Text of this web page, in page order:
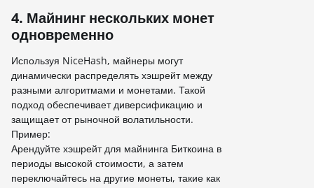
4. Майнинг нескольких монет
одновременно
Используя NiceHash, майнеры могут
динамически распределять хэшрейт между
разными алгоритмами и монетами. Такой
подход обеспечивает диверсификацию и
защищает от рыночной волатильности.
Пример:
Арендуйте хэшрейт для майнинга Биткоина в
периоды высокой стоимости, а затем
переключайтесь на другие монеты, такие как